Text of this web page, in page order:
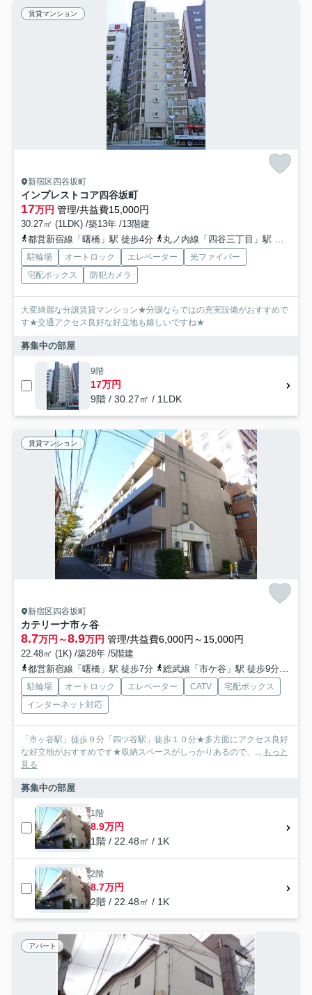
賃貸マンション
新宿区四谷坂町
インプレストコア四谷坂町
17万円 管理/共益費15,000円
30.27㎡ (1LDK) /築13年 /13階建
都営新宿線「曙橋」駅 徒歩4分
丸ノ内線「四谷三丁目」駅 徒歩10分
駐輪場 オートロック エレベーター
光ファイバー
宅配ボックス
防犯カメラ
大変綺麗な分譲賃貸マンション★分譲ならではの充実設備がおすすめで
す★交通アクセス良好な好立地も嬉しいですね★
募集中の部屋
9階
17万円
9階 / 30.27㎡ / 1LDK
賃貸マンション
新宿区四谷坂町
カテリーナ市ヶ谷
8.7万円～8.9万円 管理/共益費6,000円～15,000円
22.48㎡ (1K) /築28年 /5階建
都営新宿線「曙橋」駅 徒歩7分
総武線「市ケ谷」駅 徒歩9分
駐輪場 オートロック エレベーター CATV
宅配ボックス
インターネット対応
「市ヶ谷駅」徒歩９分「四ツ谷駅」徒歩１０分★多方面にアクセス良好
な好立地がおすすめです★収納スペースがしっかりあるので、... もっと
見る
募集中の部屋
1階
8.9万円
1階 / 22.48㎡ / 1K
2階
8.7万円
2階 / 22.48㎡ / 1K
アパート